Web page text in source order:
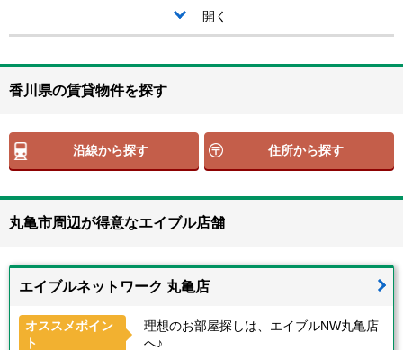
開く
香川県の賃貸物件を探す
沿線から探す 住所から探す
丸亀市周辺が得意なエイブル店舗
エイブルネットワーク 丸亀店
オススメポイン
ト
理想のお部屋探しは、エイブルNW丸亀店
へ♪